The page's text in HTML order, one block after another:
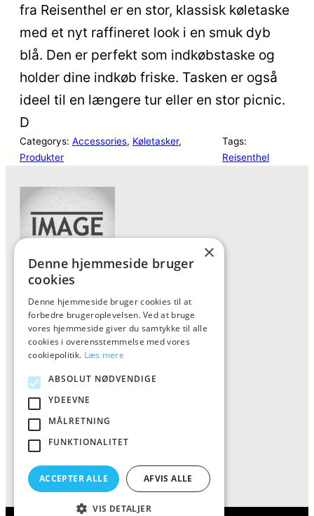
fra Reisenthel er en stor, klassisk køletaske
med et nyt raffineret look i en smuk dyb
blå. Den er perfekt som indkøbstaske og
holder dine indkøb friske. Tasken er også
ideel til en længere tur eller en stor picnic.
D
Categorys: Accessories, Køletasker
Produkter
Tags:
Reisenthel
Forside
Vis alle produkter
Kontakt
ALFA
Tlf: 7876 8672
Mail:info@al-fa.dk
×
Denne hjemmeside bruger
cookies
Denne hjemmeside bruger cookies til at
forbedre brugeroplevelsen. Ved at bruge
vores hjemmeside giver du samtykke til alle
cookies i overensstemmelse med vores
cookiepolitik. Læs mere
ABSOLUT NØDVENDIGE
YDEEVNE
MÅLRETNING
FUNKTIONALITET
ACCEPTER ALLE AFVIS ALLE
VIS DETALJER